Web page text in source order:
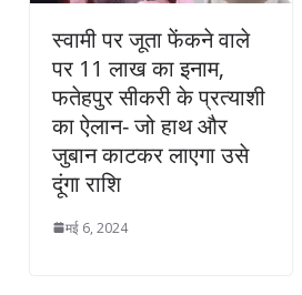
स्वामी पर जूता फेंकने वाले
पर 11 लाख का इनाम,
फतेहपुर सीकरी के प्रत्याशी
का ऐलान- जो हाथ और
जुबान काटकर लाएगा उसे
दूंगा राशि
मई 6, 2024